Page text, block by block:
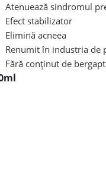
Atenuează sindromul
Efect stabilizator
Elimină acneea
Renumit în industria de
Fără conținut de